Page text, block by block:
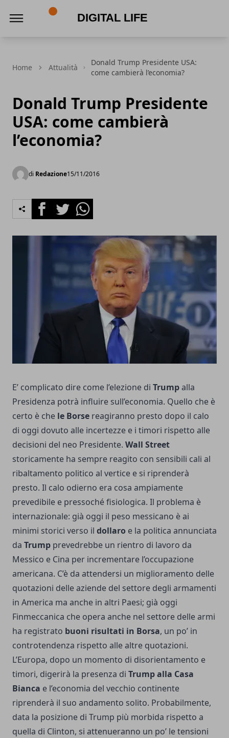
Home Attualità
Donald Trump Presidente USA:
come cambierà l’economia?
Donald Trump Presidente
USA: come cambierà
l’economia?
di Redazione15/11/2016
FacebookTwitterWhatsapp
E’ complicato dire come l’elezione di Trumpalla
Presidenza potrà influire sull’economia. Quello che è
certo è che le Borse reagiranno presto dopo il calo
di oggi dovuto alle incertezze e i timori rispetto alle
decisioni del neo Presidente. Wall Street
storicamente ha sempre reagito con sensibili cali al
ribaltamento politico al vertice e si riprenderà
presto. Il calo odierno era cosa ampiamente
prevedibile e pressoché fisiologica. Il problema è
internazionale: già oggi il peso messicano è ai
minimi storici verso il dollaro e la politica annunciata
da Trump prevedrebbe un rientro di lavoro da
Messico e Cina per incrementare l’occupazione
americana. C’è da attendersi un miglioramento delle
quotazioni delle aziende del settore degli armamenti
in America ma anche in altri Paesi; già oggi
Finmeccanica che opera anche nel settore delle armi
ha registrato buoni risultati in Borsa, un po’ in
controtendenza rispetto alle altre quotazioni.
L’Europa, dopo un momento di disorientamento e
timori, digerirà la presenza di Trump alla Casa
Bianca e l’economia del vecchio continente
riprenderà il suo andamento solito. Probabilmente,
data la posizione di Trump più morbida rispetto a
quella di Clinton, si attenueranno un po’ le tensioni